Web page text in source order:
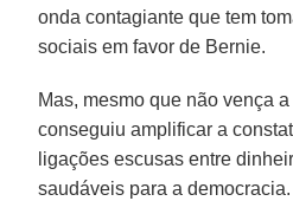
onda contagiante que tem
sociais em favor de Bernie.
Mas, mesmo que não vença
conseguiu amplificar a
ligações escusas entre
saudáveis para a